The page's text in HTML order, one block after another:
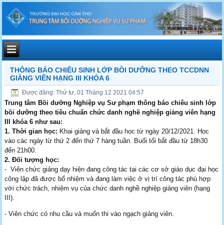
THÔNG BÁO CHIÊU SINH LỚP BỒI DƯỠNG THEO TCCDNN
GIẢNG VIÊN HẠNG III KHÓA 6
Được đăng: Thứ tư, 01 Tháng 12 2021 04:57
Trung tâm Bồi dưỡng Nghiệp vụ Sư phạm thông báo chiêu sinh lớp
bồi dưỡng theo tiêu chuẩn chức danh nghề nghiệp giảng viên hạng
III khóa 6 như sau:
1. Thời gian học: Khai giảng và bắt đầu học từ ngày 20/12/2021. Học
vào các ngày từ thứ 2 đến thứ 7 hàng tuần. Buổi tối bắt đầu từ 18h30
đến 21h00.
2. Đối tượng học:
- Viên chức giảng dạy hiện đang công tác tại các cơ sở giáo dục đại học
công lập đã được bổ nhiệm và đang làm việc ở vị trí công tác phù hợp
với chức trách, nhiệm vụ của chức danh nghề nghiệp giảng viên (hạng
III).
- Viên chức có nhu cầu và muốn thi vào ngạch giảng viên.